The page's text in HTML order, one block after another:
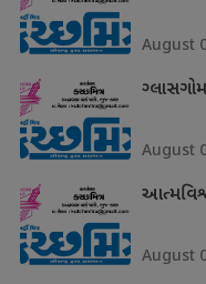
August
August
August